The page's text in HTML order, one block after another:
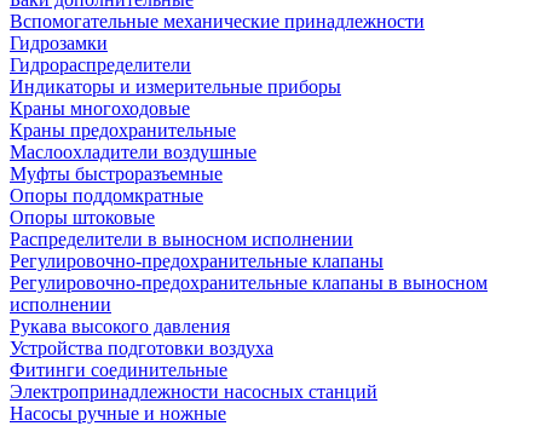
Вспомогательные механические принадлежности
Гидрозамки
Гидрораспределители
Индикаторы и измерительные приборы
Краны многоходовые
Краны предохранительные
Маслоохладители воздушные
Муфты быстроразъемные
Опоры поддомкратные
Опоры штоковые
Распределители в выносном исполнении
Регулировочно-предохранительные клапаны
Регулировочно-предохранительные клапаны в выносном
исполнении
Рукава высокого давления
Устройства подготовки воздуха
Фитинги соединительные
Электропринадлежности насосных станций
Насосы ручные и ножные